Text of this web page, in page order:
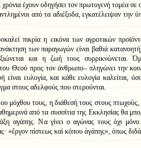
χρόνια έχουν οδηγήσει τον πρωτογενή τομέα σε
από τα αδιέξοδα, εγκατέλειψαν την
πικρία η εικόνα των αγροτικών
των παραγωγών είναι βαθιά κατανοητή,
και η ζωή τους συρρικνώνεται.
Θεού προς τον άνθρωπο– πληγώνει την
ευλογία, και κάθε ευλογία καλείται, όσο
στους αδελφούς που στερούνται.
μόχθου τους, η διάθεσή τους στους
από τα συσσίτια της Εκκλησίας θα
αγάπης. Να γίνει ο αγώνας τους όχι
«ἔργον πίστεως καὶ κόπου ἀγάπης», όπως